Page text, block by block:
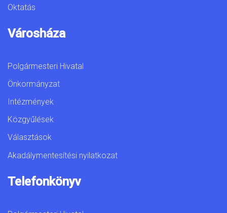
Oktatás
Városháza
Polgármesteri Hivatal
Önkormányzat
Intézmények
Közgyűlések
Választások
Akadálymentesítési nyilatkozat
Telefonkönyv